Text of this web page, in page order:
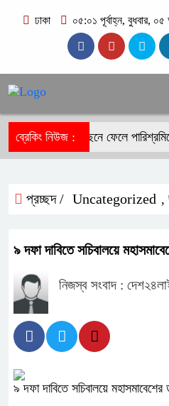
ঢাকা ০৫:০১ পূর্বাহ্ন, বুধবার,
ব্রেকিং নিউজ :
ক্যাটরিনাকে পেছনে ফেলে
প্রচ্ছদ / Uncategorized ,
৯ দফা দাবিতে সচিবালয়ে
নিজস্ব সংবাদ :
৯ দফা দাবিতে সচিবালয়ে মহাসমাবেশের